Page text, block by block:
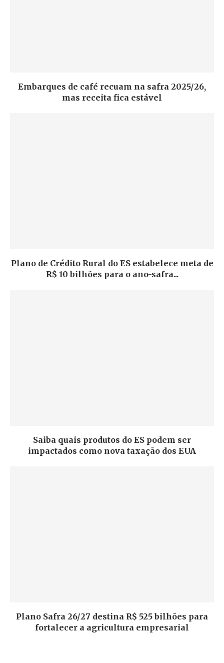
Embarques de café recuam na safra 2025/26,
mas receita fica estável
Plano de Crédito Rural do ES estabelece meta de
R$ 10 bilhões para o ano-safra...
Saiba quais produtos do ES podem ser
impactados como nova taxação dos EUA
Plano Safra 26/27 destina R$ 525 bilhões para
fortalecer a agricultura empresarial